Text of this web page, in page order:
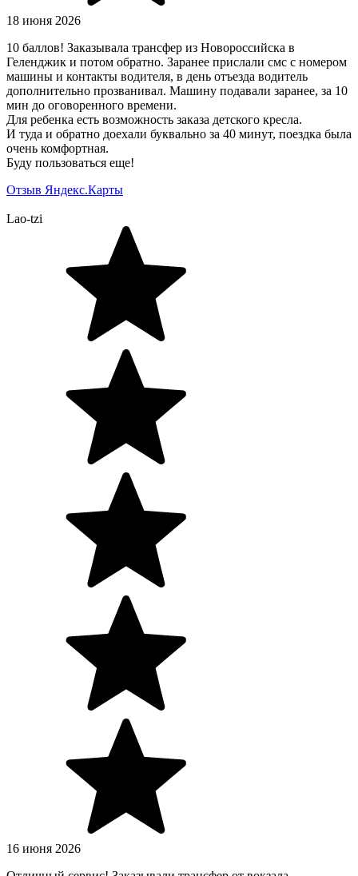
18 июня 2026
10 баллов! Заказывала трансфер из Новороссийска в
Геленджик и потом обратно. Заранее прислали смс с номером
машины и контакты водителя, в день отъезда водитель
дополнительно прозванивал. Машину подавали заранее, за 10
мин до оговоренного времени.
Для ребенка есть возможность заказа детского кресла.
И туда и обратно доехали буквально за 40 минут, поездка была
очень комфортная.
Буду пользоваться еще!
Отзыв Яндекс.Карты
Lao-tzi
16 июня 2026